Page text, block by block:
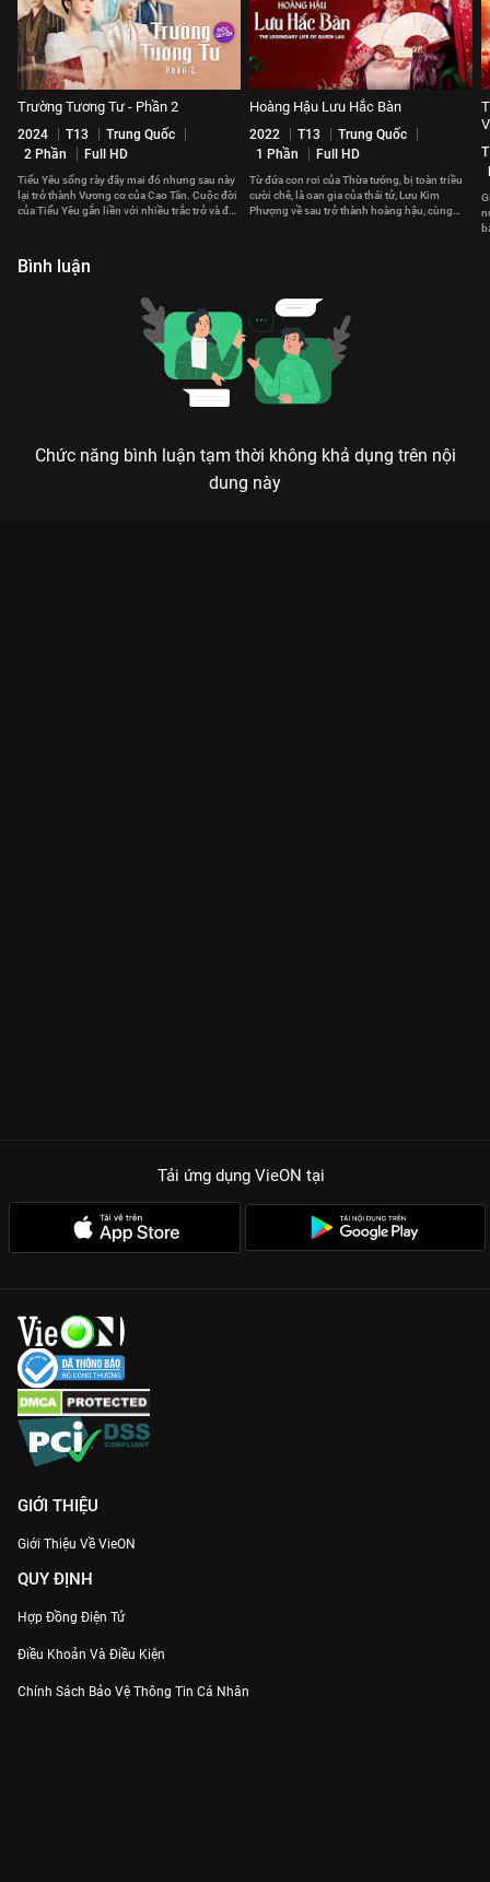
Trường Tương Tư - Phần 2
2024 T13
Trung Quốc
2 Phần
Full HD
Tiểu Yêu sống rày đây mai đó nhưng sau này
lại trở thành Vương cơ của Cao Tân. Cuộc đời
của Tiểu Yêu gắn liền với nhiều trắc trở và đau
Hoàng Hậu Lưu Hắc Bàn
2022 T13
Trung Quốc
1 Phần
Full HD
Từ đứa con rơi của Thừa tướng, bị toàn triều
cười chê, là oan gia của thái tử, Lưu Kim
Phượng về sau trở thành hoàng hậu, cùng
Bình luận
Chức năng bình luận tạm thời không khả dụng trên nội
dung này
Tải ứng dụng VieON tại
GIỚI THIỆU
Giới Thiệu Về VieON
QUY ĐỊNH
Hợp Đồng Điện Tử
Điều Khoản Và Điều Kiện
Chính Sách Bảo Vệ Thông Tin Cá Nhân